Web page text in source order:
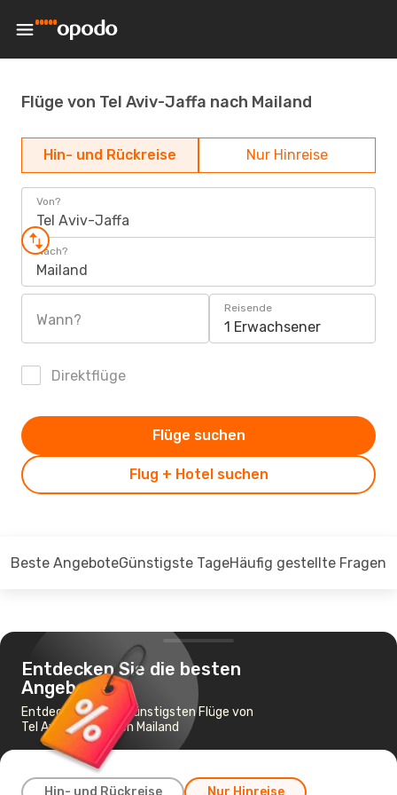
Flüge von Tel Aviv-Jaffa nach Mailand
Hin- und Rückreise Nur Hinreise
Von?
Tel Aviv-Jaffa
Nach?
Mailand
Wann?
Reisende
1 Erwachsener
Direktflüge
Flug + Hotel suchen
Flüge suchen
Beste AngeboteGünstigste TageHäufig gestellte Fragen
Entdecken Sie die besten
Angebote
Entdecken Sie die günstigsten Flüge von
Tel Aviv-Jaffa nach Mailand
Hin- und Rückreise Nur Hinreise